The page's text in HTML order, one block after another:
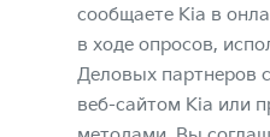
сообщаете Kia в
в ходе опросов,
Деловых партнеров
веб-сайтом Kia или